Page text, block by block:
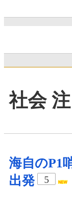
社会
海自のP1
出発
5